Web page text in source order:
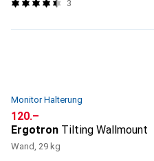
3
Monitor Halterung
CHF
120.–
Ergotron Tilting Wallmount
Wand, 29 kg